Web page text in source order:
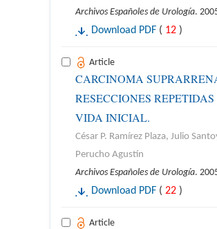
Archivos Españoles de Urología.
Download PDF ( 12 )
Article
CARCINOMA
RESECCIONES
VIDA INICIAL.
César P. Ramírez Plaza, Julio
Perucho Agustín
Archivos Españoles de Urología.
Download PDF ( 22 )
Article